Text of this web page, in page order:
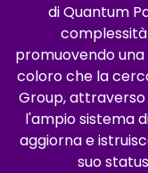
di Quantum
promuovendo
coloro che la
Group, attraverso
l'ampio sistema
aggiorna e
suo